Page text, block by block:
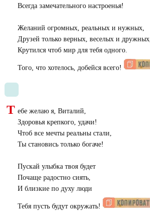
Всегда замечательного настроенья!
Желаний огромных, реальных и нужных,
Друзей только верных, веселых и дружных,
Крутился чтоб мир для тебя одного.
Того, что хотелось, добейся всего!
Т ебе желаю я, Виталий,
Здоровья крепкого, удачи!
Чтоб все мечты реальны стали,
Ты становись только богаче!
Пускай улыбка твоя будет
Почаще радостно сиять,
И близкие по духу люди
Тебя пусть будут окружать!